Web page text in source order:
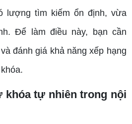
lượng tìm kiếm ổn định, vừa
Để làm điều này, bạn cần
đánh giá khả năng xếp hạng
khóa tự nhiên trong nội